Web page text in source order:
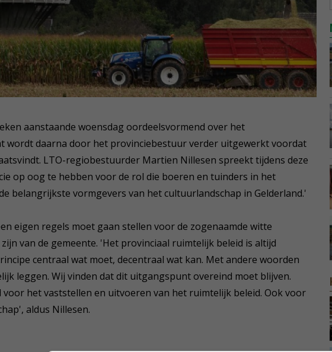
aanstaande woensdag oordeelsvormend over het
wordt daarna door het provinciebestuur verder uitgewerkt voordat
LTO-regiobestuurder Martien Nillesen spreekt tijdens deze
op oog te hebben voor de rol die boeren en tuinders in het
belangrijkste vormgevers van het cultuurlandschap in Gelderland.'
eigen regels moet gaan stellen voor de zogenaamde witte
van de gemeente. 'Het provinciaal ruimtelijk beleid is altijd
centraal wat moet, decentraal wat kan. Met andere woorden
leggen. Wij vinden dat dit uitgangspunt overeind moet blijven.
voor het vaststellen en uitvoeren van het ruimtelijk beleid. Ook voor
aldus Nillesen.